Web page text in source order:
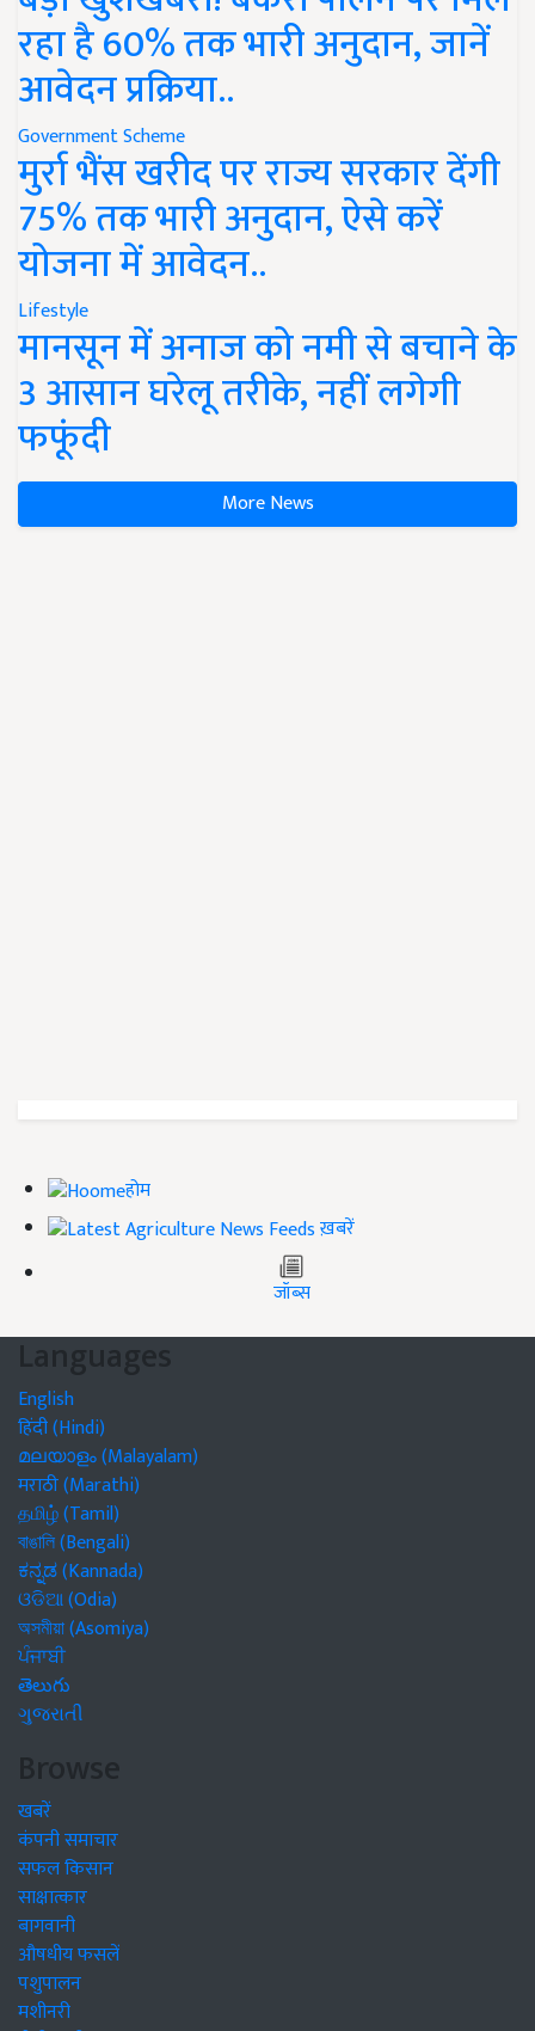
रहा है 60% तक भारी अनुदान, जानें
आवेदन प्रक्रिया..
Government Scheme
मुर्रा भैंस खरीद पर राज्य सरकार देंगी
75% तक भारी अनुदान, ऐसे करें
योजना में आवेदन..
Lifestyle
मानसून में अनाज को नमी से बचाने के
3 आसान घरेलू तरीके, नहीं लगेगी
फफूंदी
More News
होम
ख़बरें
जॉब्स
Languages
English
हिंदी (Hindi)
മലയാളം (Malayalam)
मराठी (Marathi)
தமிழ் (Tamil)
বাঙালি (Bengali)
ಕನ್ನಡ (Kannada)
ଓଡିଆ (Odia)
অসমীয়া (Asomiya)
ਪੰਜਾਬੀ
తెలుగు
ગુજરાતી
Browse
खबरें
कंपनी समाचार
सफल किसान
साक्षात्कार
बागवानी
औषधीय फसलें
पशुपालन
मशीनरी